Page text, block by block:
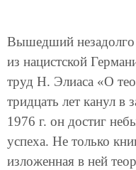
Вышедший
из нацистской
труд Н. Элиаса «О
тридцать лет канул
1976 г. он достиг
успеха. Не только
изложенная в ней